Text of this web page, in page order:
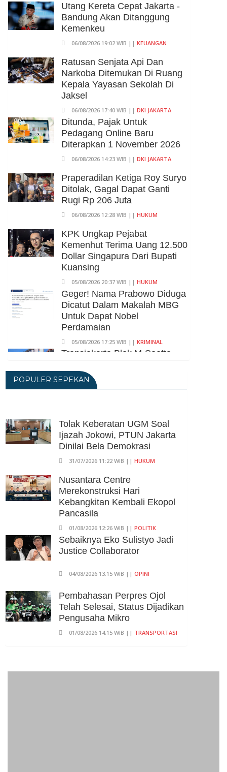
Utang Kereta Cepat Jakarta -
Bandung Akan Ditanggung
Kemenkeu
06/08/2026 19:02 WIB || KEUANGAN
Ratusan Senjata Api Dan
Narkoba Ditemukan Di Ruang
Kepala Yayasan Sekolah Di
Jaksel
06/08/2026 17:40 WIB || DKI JAKARTA
Ditunda, Pajak Untuk
Pedagang Online Baru
Diterapkan 1 November 2026
06/08/2026 14:23 WIB || DKI JAKARTA
Praperadilan Ketiga Roy Suryo
Ditolak, Gagal Dapat Ganti
Rugi Rp 206 Juta
06/08/2026 12:28 WIB || HUKUM
KPK Ungkap Pejabat
Kemenhut Terima Uang 12.500
Dollar Singapura Dari Bupati
Kuansing
05/08/2026 20:37 WIB || HUKUM
Geger! Nama Prabowo Diduga
Dicatut Dalam Makalah MBG
Untuk Dapat Nobel
Perdamaian
05/08/2026 17:25 WIB || KRIMINAL
Transjakarta Blok M-Soetta
Transbandara, Tarif Dipatok
Rp15.000
Pengangguran Di Indonesia
Pada Mei 2026 Turun Jadi 7,22
Juta Orang
05/08/2026 13:45 WIB ||TENAGA KERJA
Tumbuh 5,29 Persen, Sektor
Pertambangan Alami Kontraksi
05/08/2026 13:16 WIB || MAKRO/MIKRO
POPULER SEPEKAN
Tolak Keberatan UGM Soal
Ijazah Jokowi, PTUN Jakarta
Dinilai Bela Demokrasi
31/07/2026 11:22 WIB || HUKUM
Nusantara Centre
Merekonstruksi Hari
Kebangkitan Kembali Ekopol
Pancasila
01/08/2026 12:26 WIB || POLITIK
Sebaiknya Eko Sulistyo Jadi
Justice Collaborator
04/08/2026 13:15 WIB || OPINI
Pembahasan Perpres Ojol
Telah Selesai, Status Dijadikan
Pengusaha Mikro
01/08/2026 14:15 WIB || TRANSPORTASI
Syifak Divonis 4 Bulan